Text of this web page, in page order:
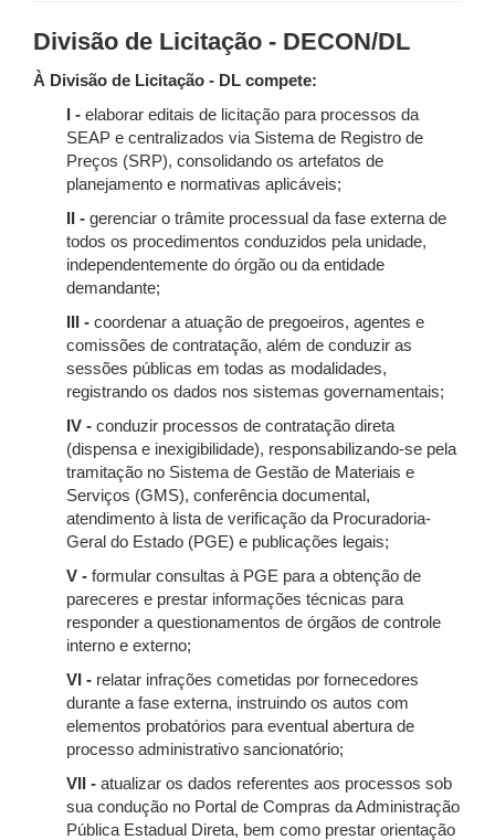
Divisão de Licitação - DECON/DL
À Divisão de Licitação - DL compete:
I - elaborar editais de licitação para processos da
SEAP e centralizados via Sistema de Registro de
Preços (SRP), consolidando os artefatos de
planejamento e normativas aplicáveis;
II - gerenciar o trâmite processual da fase externa de
todos os procedimentos conduzidos pela unidade,
independentemente do órgão ou da entidade
demandante;
III -coordenar a atuação de pregoeiros, agentes e
comissões de contratação, além de conduzir as
sessões públicas em todas as modalidades,
registrando os dados nos sistemas governamentais;
IV - conduzir processos de contratação direta
(dispensa e inexigibilidade), responsabilizando-se pela
tramitação no Sistema de Gestão de Materiais e
Serviços (GMS), conferência documental,
atendimento à lista de verificação da Procuradoria-
Geral do Estado (PGE) e publicações legais;
V -formular consultas à PGE para a obtenção de
pareceres e prestar informações técnicas para
responder a questionamentos de órgãos de controle
interno e externo;
VI -relatar infrações cometidas por fornecedores
durante a fase externa, instruindo os autos com
elementos probatórios para eventual abertura de
processo administrativo sancionatório;
VII - atualizar os dados referentes aos processos sob
sua condução no Portal de Compras da Administração
Pública Estadual Direta, bem como prestar orientação